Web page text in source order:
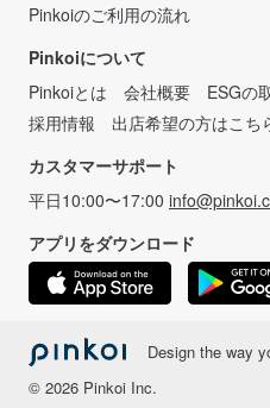
Pinkoiのご利用の流れ
Pinkoiについて
Pinkoiとは
会社概要 ESGの
採用情報
出店希望の方はこち
カスタマーサポート
平日10:00〜17:00
アプリをダウンロード
Design the way
© 2026 Pinkoi Inc.